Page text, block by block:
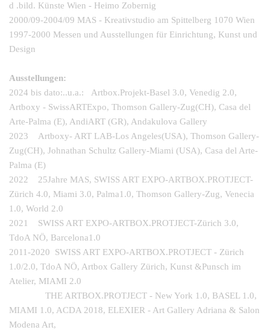
d .bild. Künste Wien - Heimo Zobernig
2000/09-2004/09 MAS - Kreativstudio am Spittelberg 1070 Wien
1997-2000 Messen und Ausstellungen für Einrichtung, Kunst und
Design
Ausstellungen:
2024 bis dato:..u.a.: Artbox.Projekt-Basel 3.0, Venedig 2.0,
Artboxy - SwissARTExpo, Thomson Gallery-Zug(CH), Casa del
Arte-Palma (E), AndiART (GR), Andakulova Gallery
2023 Artboxy- ART LAB-Los Angeles(USA), Thomson Gallery-
Zug(CH), Johnathan Schultz Gallery-Miami (USA), Casa del Arte-
Palma (E)
2022 25Jahre MAS, SWISS ART EXPO-ARTBOX.PROTJECT-
Zürich 4.0, Miami 3.0, Palma1.0, Thomson Gallery-Zug, Venecia
1.0, World 2.0
2021 SWISS ART EXPO-ARTBOX.PROTJECT-Zürich 3.0,
TdoA NÖ, Barcelona1.0
2011-2020 SWISS ART EXPO-ARTBOX.PROTJECT - Zürich
1.0/2.0, TdoA NÖ, Artbox Gallery Zürich, Kunst &Punsch im
Atelier, MIAMI 2.0
THE ARTBOX.PROTJECT - New York 1.0, BASEL 1.0,
MIAMI 1.0, ACDA 2018, ELEXIER - Art Gallery Adriana & Salon
Modena Art,